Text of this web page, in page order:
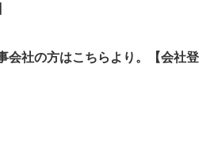
会社の方はこちらより。
【会社登